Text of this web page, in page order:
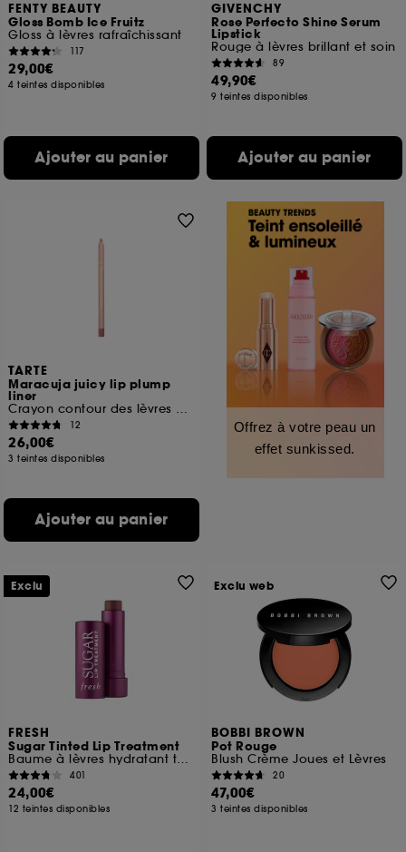
FENTY BEAUTY
Gloss Bomb Ice Fruitz
Gloss à lèvres rafraîchissant
117
29,00€
4 teintes disponibles
Ajouter au panier
GIVENCHY
Rose Perfecto Shine Serum
Lipstick
Rouge à lèvres brillant et soin
89
49,90€
9 teintes disponibles
Ajouter au panier
TARTE
Maracuja juicy lip plump
liner
Crayon contour des lèvres enrichi en peptides
12
26,00€
3 teintes disponibles
Ajouter au panier
Offrez à votre peau un
effet sunkissed.
FRESH
Sugar Tinted Lip Treatment
Baume à lèvres hydratant teinté
401
24,00€
12 teintes disponibles
Exclu
BOBBI BROWN
Pot Rouge
Blush Crème Joues et Lèvres
20
47,00€
3 teintes disponibles
Exclu web